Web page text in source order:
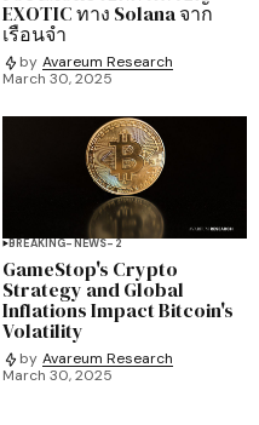
EXOTIC ทาง Solana จาก
เรือนจำ
by Avareum Research
March 30, 2025
BREAKING-NEWS-2
GameStop's Crypto
Strategy and Global
Inflations Impact Bitcoin's
Volatility
by Avareum Research
March 30, 2025